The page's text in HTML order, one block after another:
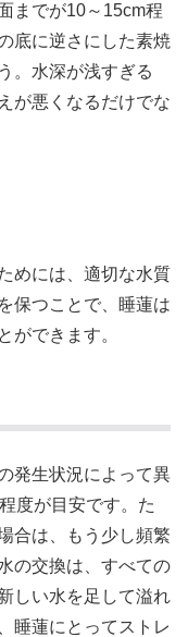
までが10～15cm程
底に逆さにした素焼
。水深が浅すぎる
が悪くなるだけでな
めには、適切な水質
保つことで、睡蓮は
ができます。
発生状況によって異
度が目安です。た
合は、もう少し頻繁
の交換は、すべての
しい水を足して溢れ
睡蓮にとってストレ